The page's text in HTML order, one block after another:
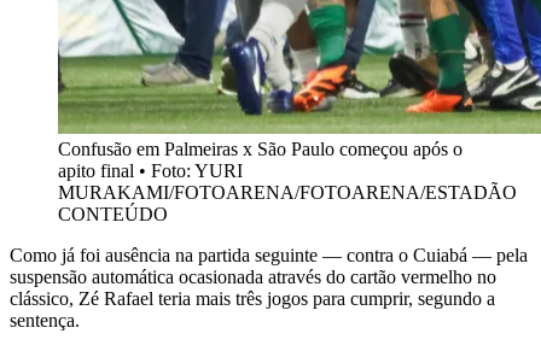
Confusão em Palmeiras x São Paulo começou após o
apito final • Foto: YURI
MURAKAMI/FOTOARENA/FOTOARENA/ESTADÃO
CONTEÚDO
Como já foi ausência na partida seguinte — contra o Cuiabá — pela
suspensão automática ocasionada através do cartão vermelho no
clássico, Zé Rafael teria mais três jogos para cumprir, segundo a
sentença.